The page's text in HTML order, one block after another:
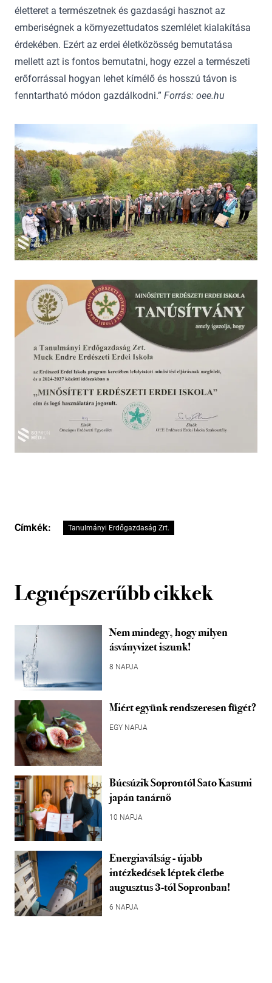
életteret a természetnek és gazdasági hasznot az
emberiségnek a környezettudatos szemlélet kialakítása
érdekében. Ezért az erdei életközösség bemutatása
mellett azt is fontos bemutatni, hogy ezzel a természeti
erőforrással hogyan lehet kímélő és hosszú távon is
fenntartható módon gazdálkodni.” Forrás: oee.hu
Címkék: Tanulmányi Erdőgazdaság Zrt.
Legnépszerűbb cikkek
Nem mindegy, hogy milyen
ásványvizet iszunk!
8 NAPJA
Miért együnk rendszeresen fügét?
EGY NAPJA
Búcsúzik Soprontól Sato Kasumi
japán tanárnő
10 NAPJA
Energiaválság - újabb
intézkedések léptek életbe
augusztus 3-tól Sopronban!
6 NAPJA